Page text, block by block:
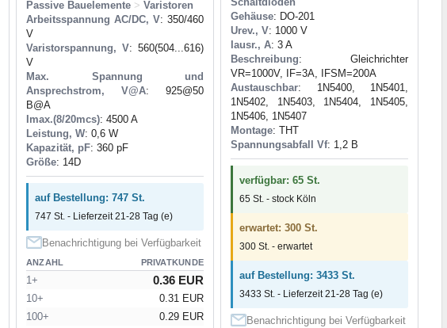
Passive Bauelemente > Varistoren
Arbeitsspannung AC/DC, V: 350/460
V
Varistorspannung, V: 560(504...616)
V
Max. Spannung und
Ansprechstrom, V@A: 925@50
B@A
Imax.(8/20mcs): 4500 A
Leistung, W: 0,6 W
Kapazität, pF: 360 pF
Größe: 14D
auf Bestellung: 747 St.
747 St. - Lieferzeit 21-28 Tag (e)
Benachrichtigung bei Verfügbarkeit
ANZAHL PRIVATKUNDE
1+ 0.36 EUR
10+
0.31 EUR
100+
0.29 EUR
Gehäuse: DO-201
Urev., V: 1000 V
Iausr., A: 3 A
Beschreibung: Gleichrichter
VR=1000V, IF=3A, IFSM=200A
Austauschbar: 1N5400, 1N5401,
1N5402, 1N5403, 1N5404, 1N5405,
1N5406, 1N5407
Montage: THT
Spannungsabfall Vf: 1,2 В
verfügbar: 65 St.
65 St. - stock Köln
erwartet: 300 St.
300 St. - erwartet
auf Bestellung: 3433 St.
3433 St. - Lieferzeit 21-28 Tag (e)
Benachrichtigung bei Verfügbarkeit